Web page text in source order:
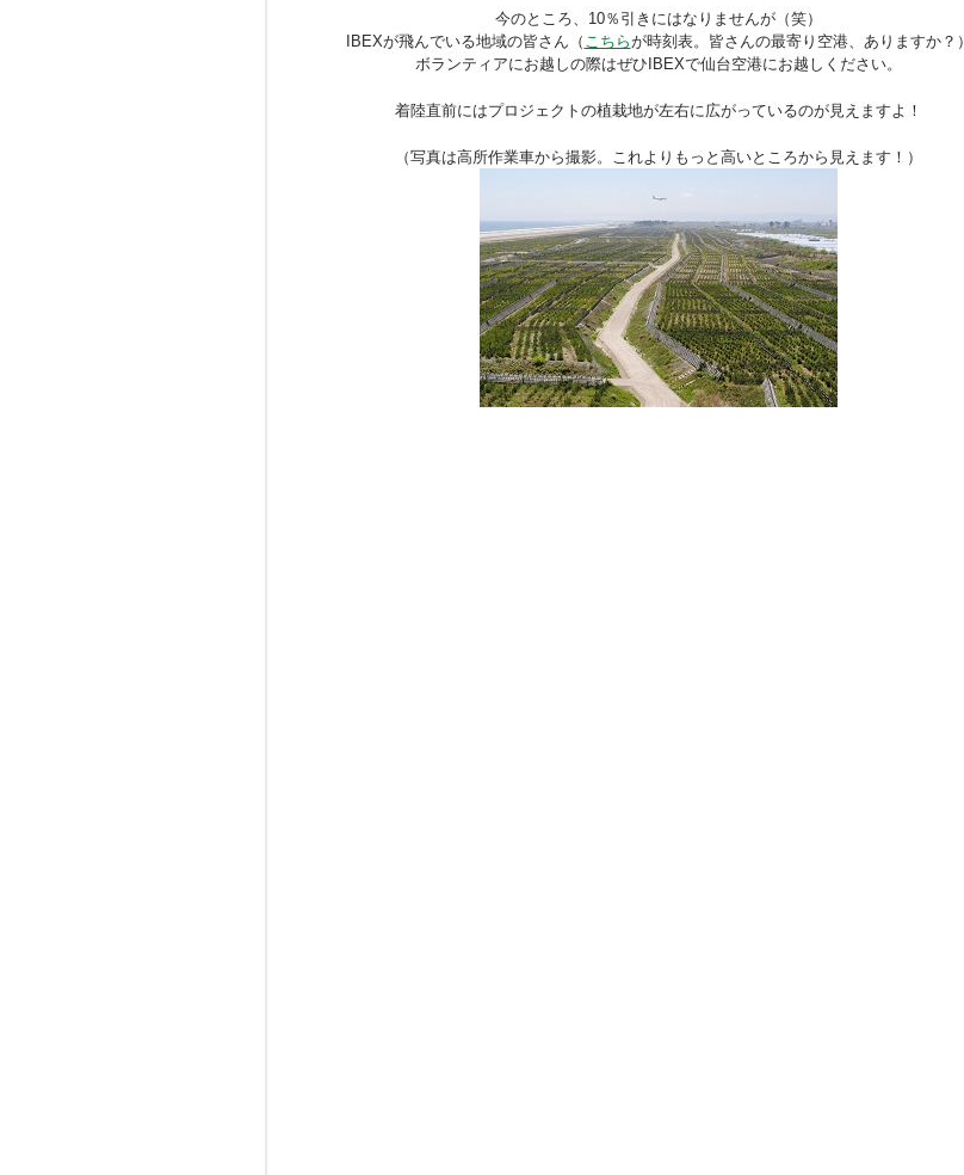
今のところ、10％引きにはなりませんが（笑）
IBEXが飛んでいる地域の皆さん（ こちらが時刻表。皆さんの最寄り空港、ありますか？）
ボランティアにお越しの際はぜひIBEXで仙台空港にお越しください。
着陸直前にはプロジェクトの植栽地が左右に広がっているのが見えますよ！
（写真は高所作業車から撮影。これよりもっと高いところから見えます！）